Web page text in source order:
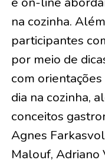
na cozinha.
participantes
por meio de
com
dia na cozinha,
conceitos
Agnes
Malouf, Adriano